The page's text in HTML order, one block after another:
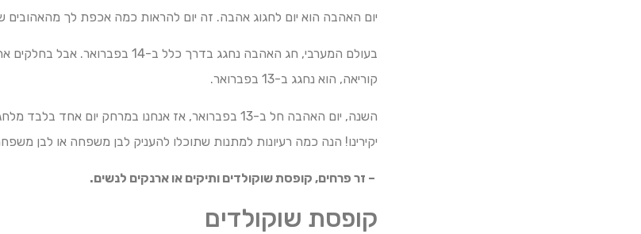
יום האהבה הוא יום לחגוג אהבה. זה יום להראות כמה אכפת לך
בעולם המערבי, חג האהבה נחגג בדרך כלל ב-14
קוריאה, הוא נחגג ב-13 בפברואר.
השנה, יום האהבה חל ב-13 בפברואר, אז אנחנו במרחק יום
יקירינו! הנה כמה רעיונות למתנות שתוכלו להעניק לבן משפחה או לבן
– זר פרחים, קופסת שוקולדים ותיקים או ארנקים לנשים.
קופסת שוקולדים